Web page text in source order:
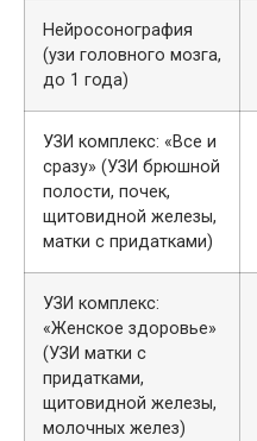
Нейросонография
(узи головного мозга,
до 1 года)
УЗИ комплекс: «Все и
сразу» (УЗИ брюшной
полости, почек,
щитовидной железы,
матки с придатками)
УЗИ комплекс:
«Женское здоровье»
(УЗИ матки с
придатками,
щитовидной железы,
молочных желез)